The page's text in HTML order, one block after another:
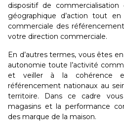
dispositif de
géographique d’action tout
commerciale des
votre direction commerciale.
En d’autres termes, vous êtes
autonomie toute l’activité
et veiller à la cohérence
référencement nationaux au
territoire. Dans ce cadre
magasins et la performance
des marque de la maison.